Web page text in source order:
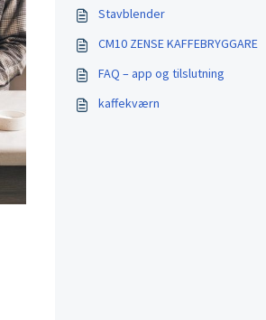
Stavblender
CM10 ZENSE KAFFEBRYGGARE
FAQ – app og tilslutning
kaffekværn